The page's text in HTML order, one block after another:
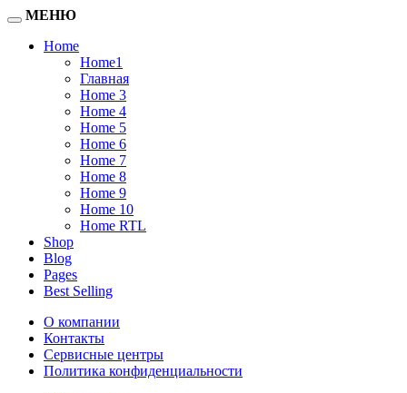
МЕНЮ
Home
Home1
Главная
Home 3
Home 4
Home 5
Home 6
Home 7
Home 8
Home 9
Home 10
Home RTL
Shop
Blog
Pages
Best Selling
О компании
Контакты
Сервисные центры
Политика конфиденциальности